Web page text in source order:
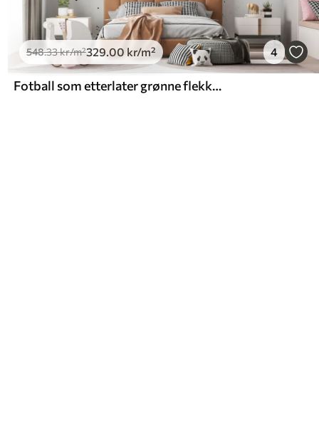
548.33kr/m²329 .00 kr/m² 4
Fotball som etterlater grønne flekker